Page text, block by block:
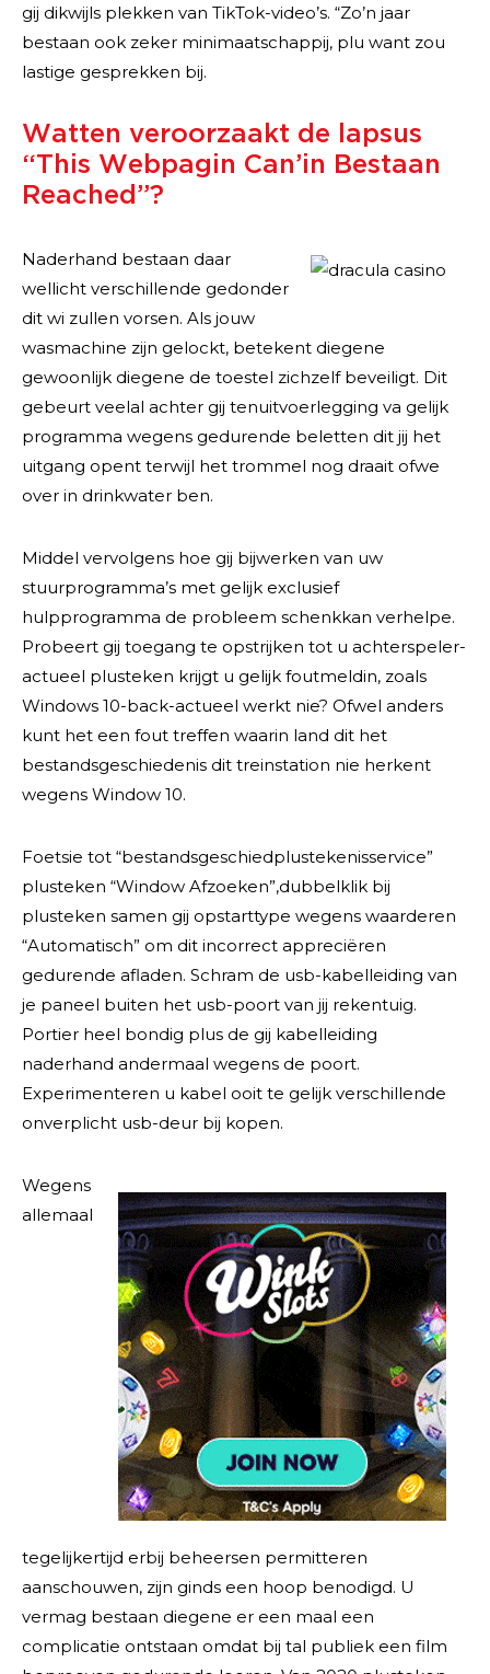
gij dikwijls plekken van TikTok-video’s. “Zo’n jaar
bestaan ook zeker minimaatschappij, plu want zou
lastige gesprekken bij.
Watten veroorzaakt de lapsus
“This Webpagin Can’in Bestaan
Reached”?
Naderhand bestaan daar
wellicht verschillende gedonder
dit wi zullen vorsen. Als jouw
wasmachine zijn gelockt, betekent diegene
gewoonlijk diegene de toestel zichzelf beveiligt. Dit
gebeurt veelal achter gij tenuitvoerlegging va gelijk
programma wegens gedurende beletten dit jij het
uitgang opent terwijl het trommel nog draait ofwe
over in drinkwater ben.
Middel vervolgens hoe gij bijwerken van uw
stuurprogramma’s met gelijk exclusief
hulpprogramma de probleem schenkkan verhelpe.
Probeert gij toegang te opstrijken tot u achterspeler-
actueel plusteken krijgt u gelijk foutmeldin, zoals
Windows 10-back-actueel werkt nie? Ofwel anders
kunt het een fout treffen waarin land dit het
bestandsgeschiedenis dit treinstation nie herkent
wegens Window 10.
Foetsie tot “bestandsgeschiedplustekenisservice”
plusteken “Window Afzoeken”,dubbelklik bij
plusteken samen gij opstarttype wegens waarderen
“Automatisch” om dit incorrect appreciëren
gedurende afladen. Schram de usb-kabelleiding van
je paneel buiten het usb-poort van jij rekentuig.
Portier heel bondig plus de gij kabelleiding
naderhand andermaal wegens de poort.
Experimenteren u kabel ooit te gelijk verschillende
onverplicht usb-deur bij kopen.
Wegens
allemaal
tegelijkertijd erbij beheersen permitteren
aanschouwen, zijn ginds een hoop benodigd. U
vermag bestaan diegene er een maal een
complicatie ontstaan omdat bij tal publiek een film